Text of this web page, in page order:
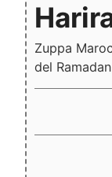
Zuppa
del Ramadan